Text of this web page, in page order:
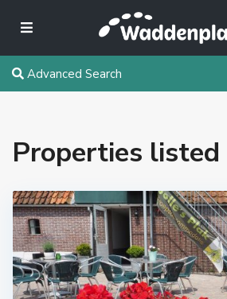
Advanced Search
Properties listed